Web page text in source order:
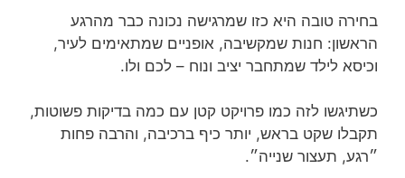
בחירה טובה היא כזו שמרגישה נכונה כבר מהרגע
הראשון: חנות שמקשיבה, אופניים שמתאימים לעיר,
וכיסא לילד שמתחבר יציב ונוח – לכם ולו.
כשתיגשו לזה כמו פרויקט קטן עם כמה בדיקות פשוטות,
תקבלו שקט בראש, יותר כיף ברכיבה, והרבה פחות
״רגע, תעצור שנייה״.